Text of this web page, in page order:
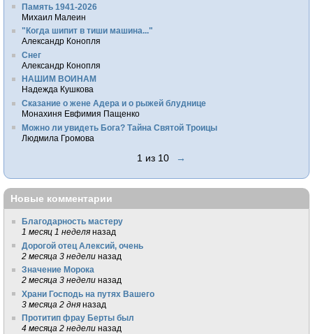
Память 1941-2026
Михаил Малеин
"Когда шипит в тиши машина..."
Александр Конопля
Снег
Александр Конопля
НАШИМ ВОИНАМ
Надежда Кушкова
Сказание о жене Адера и о рыжей блуднице
Монахиня Евфимия Пащенко
Можно ли увидеть Бога? Тайна Святой Троицы
Людмила Громова
1 из 10 →
Новые комментарии
Благодарность мастеру
1 месяц 1 неделя назад
Дорогой отец Алексий, очень
2 месяца 3 недели назад
Значение Морока
2 месяца 3 недели назад
Храни Господь на путях Вашего
3 месяца 2 дня назад
Протитип фрау Берты был
4 месяца 2 недели назад